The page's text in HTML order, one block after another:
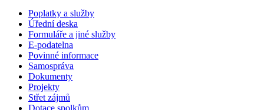
Poplatky a služby
Úřední deska
Formuláře a jiné služby
E-podatelna
Povinné informace
Samospráva
Dokumenty
Projekty
Střet zájmů